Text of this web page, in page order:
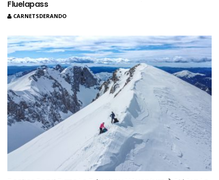
Fluelapass
CARNETSDERANDO